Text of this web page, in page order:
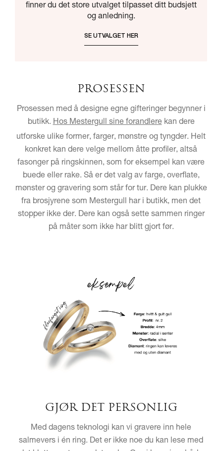
finner du det store utvalget tilpasset ditt budsjett
og anledning.
SE UTVALGET HER
PROSESSEN
Prosessen med å designe egne gifteringer begynner i
butikk. Hos Mestergull sine forandlere kan dere
utforske ulike former, farger, mønstre og tyngder. Helt
konkret kan dere velge mellom åtte profiler, altså
fasonger på ringskinnen, som for eksempel kan være
buede eller rake. Så er det valg av farge, overflate,
mønster og gravering som står for tur. Dere kan plukke
fra brosjyrene som Mestergull har i butikk, men det
stopper ikke der. Dere kan også sette sammen ringer
på måter som ikke har blitt gjort før.
GJØR DET PERSONLIG
Med dagens teknologi kan vi gravere inn hele
salmevers i én ring. Det er ikke noe du kan lese med